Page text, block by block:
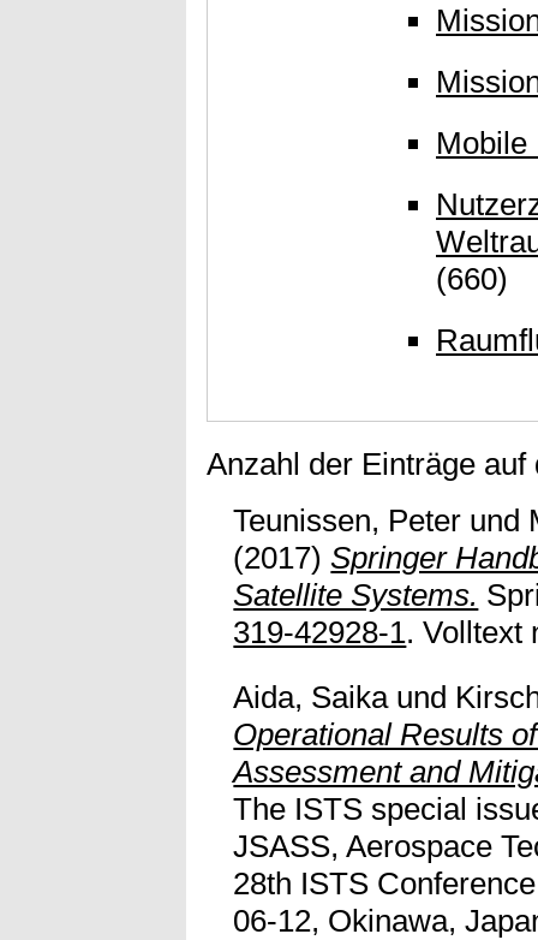
Mobile
(660)
Anzahl der Einträge
Teunissen, Peter und
(2017)Springer
Satellite Systems.
319-42928-1. Volltext
Aida, Saikaund
Operational Results
Assessment and
The ISTS special
JSASS, Aerospace
28th ISTS
06-12, Okinawa,